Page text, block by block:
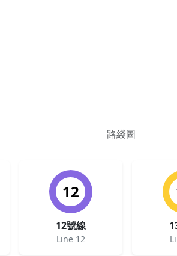
路綫圖
12
12號線
Line 12